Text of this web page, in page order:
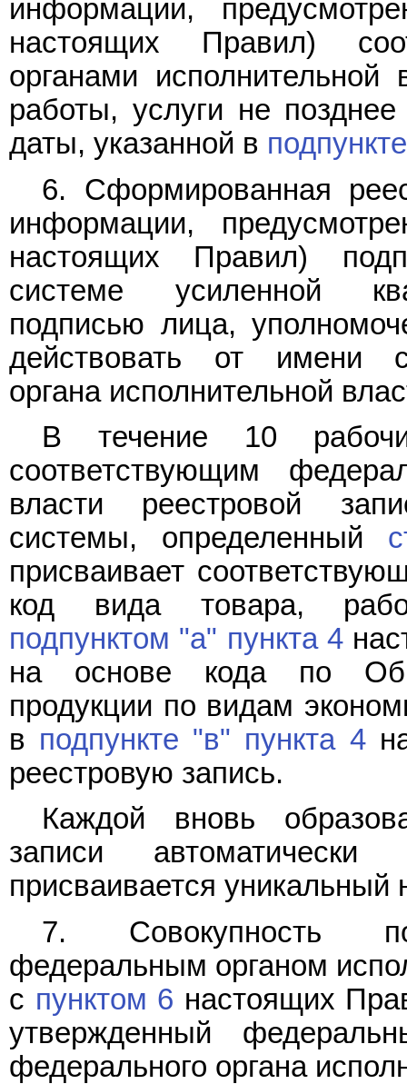
информации,
настоящих Правил)
органами
работы, услуги не
даты, указанной в
6. Сформированная
информации,
настоящих Правил)
системе усиленной
подписью лица,
действовать от имени
органа исполнительной
В течение 10
соответствующим
власти реестровой
системы, определенный
присваивает
код вида товара,
подпунктом "а" пункта 4
на основе кода по
продукции по видам
в подпункте "в" пункта 4
реестровую запись.
Каждой вновь
записи
присваивается уникальный
7. Совокупность
федеральным органом
с пунктом 6 настоящих
утвержденный
федерального органа